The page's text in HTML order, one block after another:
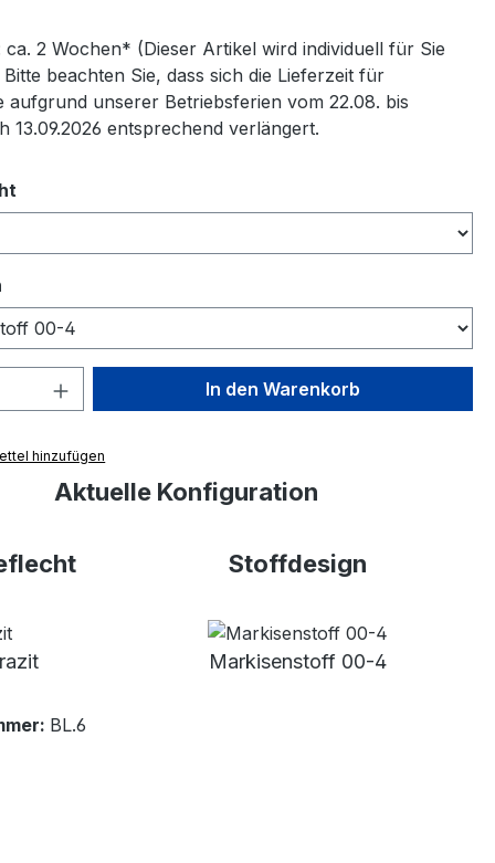
ca. 2 Wochen* (Dieser Artikel wird individuell für Sie
beachten Sie, dass sich die Lieferzeit für
aufgrund unserer Betriebsferien vom 22.08. bis
13.09.2026 entsprechend verlängert.
Anzahl: Gib den gewünschten Wert
In den Warenkorb
hinzufügen
Aktuelle Konfiguration
Stoffdesign
Markisenstoff 00-4
BL.6